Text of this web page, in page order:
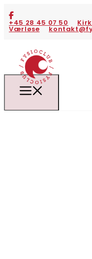
+45 28 45 07 50
Værløse